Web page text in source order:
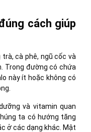
cách giúp
cà phê, ngũ cốc và
Trong đường có chứa
này ít hoặc không có
và vitamin quan
ta có hướng tăng
ở các dạng khác. Mật